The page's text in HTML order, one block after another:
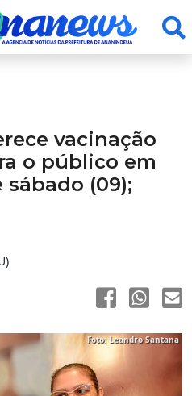
vacinação
o público em
(09);
Foto: Leandro Santana